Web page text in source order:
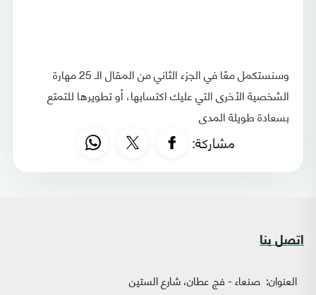
وسنستكمل معًا في الجزء الثاني من المقال الـ 25 مهارة
الشخصية الأخرى التي عليك اكتسابها، أو تطويرها للتمتع
بسعادة طويلة المدى
مشاركة:
اتصل بنا
العنوان: صنعاء - فج عطان، شارع الستين